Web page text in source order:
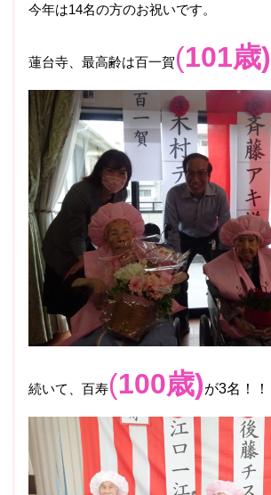
今年は14名の方のお祝いです。
蓮台寺、最高齢は百一賀(101歳)
続いて、百寿(100歳)が3名！！